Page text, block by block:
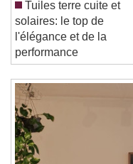
/
Duration-:-
Loaded: 0%
Seek to live,
Remaining Time
Tuiles terre cuite et
solaires: le top de
l'élégance et de la
performance